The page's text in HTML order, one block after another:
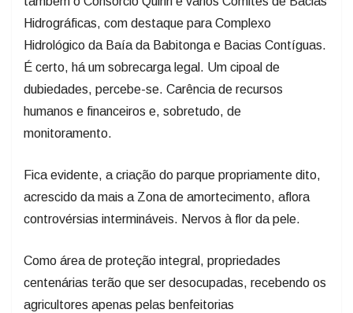
Hidrográficas, com destaque para Complexo
Hidrológico da Baía da Babitonga e Bacias Contíguas.
É certo, há um sobrecarga legal. Um cipoal de
dubiedades, percebe-se. Carência de recursos
humanos e financeiros e, sobretudo, de
monitoramento.
Fica evidente, a criação do parque propriamente dito,
acrescido da mais a Zona de amortecimento, aflora
controvérsias intermináveis. Nervos à flor da pele.
Como área de proteção integral, propriedades
centenárias terão que ser desocupadas, recebendo os
agricultores apenas pelas benfeitorias